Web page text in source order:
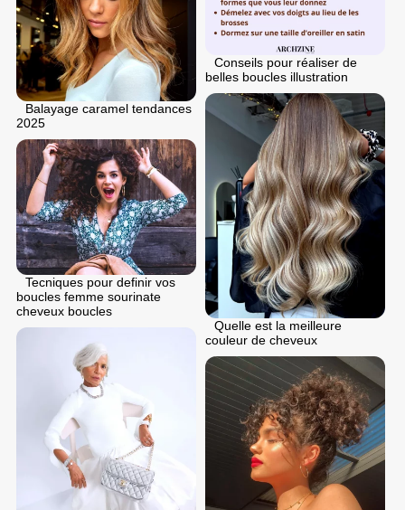
Balayage caramel tendances
2025
Conseils pour réaliser de
belles boucles illustration
Quelle est la meilleure
couleur de cheveux
Tecniques pour definir vos
boucles femme sourinate
cheveux boucles